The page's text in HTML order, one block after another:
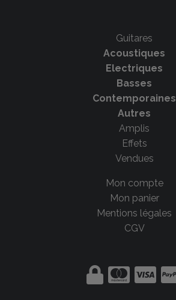
Guitares
Acoustiques
Electriques
Basses
Contemporaines
Autres
Amplis
Effets
Vendues
Mon compte
Mon panier
Mentions légales
CGV